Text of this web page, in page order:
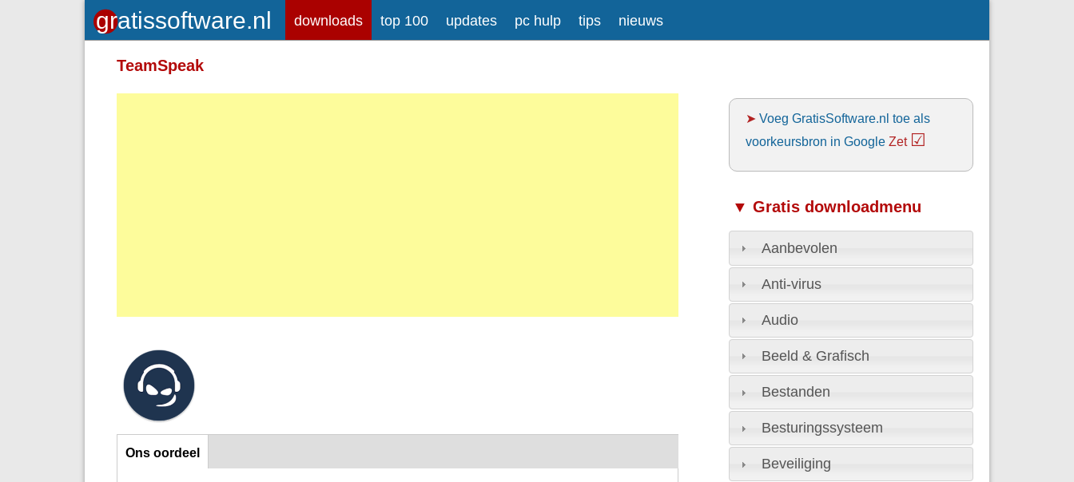
downloads top 100 updates pc hulp tips nieuws
TeamSpeak
Ons oordeel
Ons oordeel
Meer informatie over tekstopmaak
Toegelaten HTML-tags: <em> <strong>
<br> <p>
Adressen van webpagina's en e-mailadressen worden automatisch naar links omgezet.
➤Voeg GratisSoftware.nl toe als
voorkeursbron in Google Zet ☑
▼ Gratis downloadmenu
Aanbevolen
Anti-virus
Audio
Beeld & Grafisch
Bestanden
Besturingssysteem
Beveiliging